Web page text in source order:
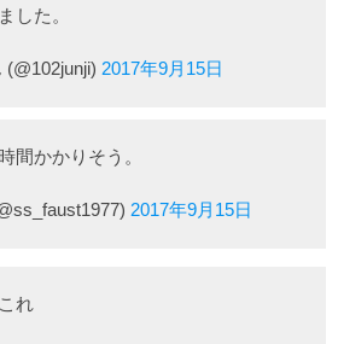
した。
2017年9月15日
間かかりそう。
2017年9月15日
れ